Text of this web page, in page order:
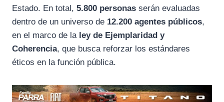
o
o
k
r
a
m
A
p
p
Estado. En total, 5.800 personas serán evaluadas
dentro de un universo de 12.200 agentes públicos,
en el marco de la ley de Ejemplaridad y
Coherencia, que busca reforzar los estándares
éticos en la función pública.